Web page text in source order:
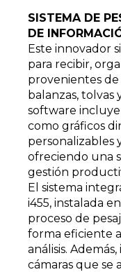
SISTEMA DE
DE
Este innovador
para recibir,
provenientes de
balanzas, tolvas
software incluye
como gráficos
personalizables
ofreciendo una
gestión
El sistema
i455, instalada
proceso de
forma eficiente
análisis.
cámaras que se